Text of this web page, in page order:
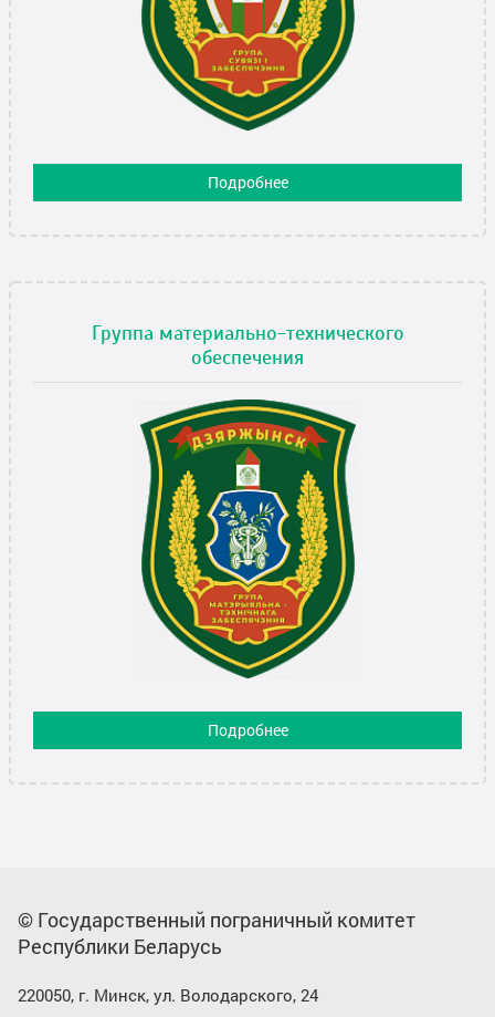
Подробнее
Группа материально-технического
обеспечения
Подробнее
© Государственный пограничный комитет
Республики Беларусь
220050, г. Минск, ул. Володарского, 24